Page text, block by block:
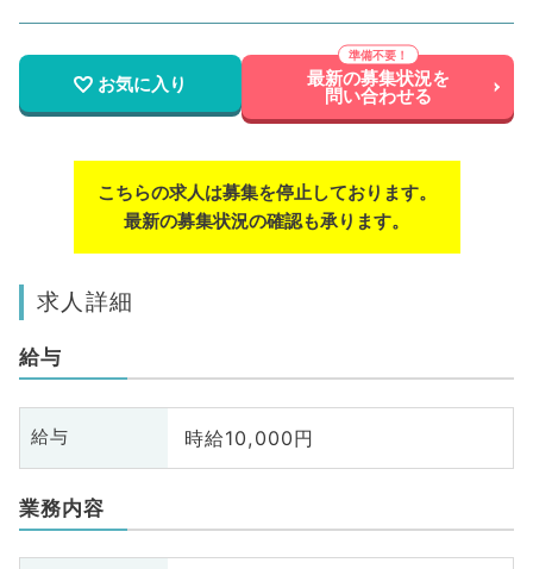
お気に入り 最新の募集状況を
問い合わせる
こちらの求人は募集を停止しております。
最新の募集状況の確認も承ります。
求人詳細
給与
給与 時給10,000円
業務内容